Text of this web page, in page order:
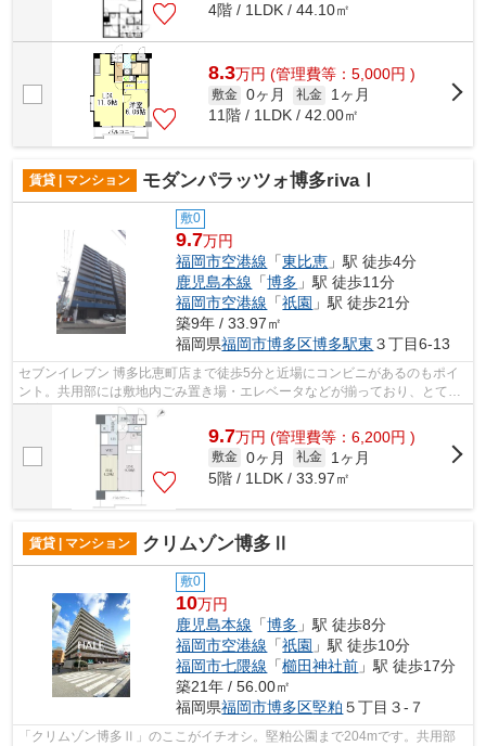
4階 / 1LDK / 44.10㎡
8.3万円 (管理費等：5,000円 )
敷金 0ヶ月 礼金
1ヶ月
11階 / 1LDK / 42.00㎡
賃貸 | マンション モダンパラッツォ博多rivaⅠ
敷0
9.7万円
福岡市空港線 「東比恵 」駅 徒歩4分
鹿児島本線 「博多 」駅 徒歩11分
福岡市空港線 「祇園 」駅 徒歩21分
築9年 / 33.97㎡
福岡県福岡市博多区博多駅東 ３丁目6-13
セブンイレブン 博多比恵町店まで徒歩5分と近場にコンビニがあるのもポイ
ント。共用部には敷地内ごみ置き場・エレベータなどが揃っており、とても
充実しています。バス停徒歩3分以内な...
9.7万円 (管理費等：6,200円 )
敷金 0ヶ月 礼金
1ヶ月
5階 / 1LDK / 33.97㎡
賃貸 | マンション クリムゾン博多Ⅱ
敷0
10万円
鹿児島本線 「博多 」駅 徒歩8分
福岡市空港線 「祇園 」駅 徒歩10分
福岡市七隈線 「櫛田神社前 」駅 徒歩17分
築21年 / 56.00㎡
福岡県福岡市博多区堅粕 ５丁目３-７
「クリムゾン博多Ⅱ」のここがイチオシ。堅粕公園まで204mです。共用部